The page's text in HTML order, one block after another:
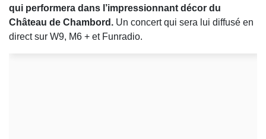
qui performera dans l’impressionnant décor du
Château de Chambord. Un concert qui sera lui diffusé en
direct sur W9, M6 + et Funradio.